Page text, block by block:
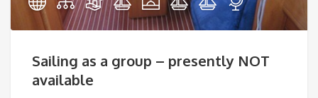
Sailing as a group – presently NOT
available